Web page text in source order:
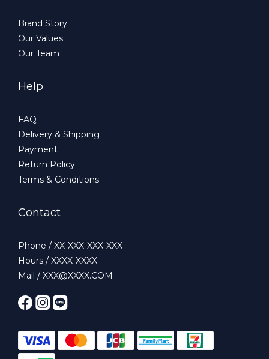
Brand Story
Our Values
Our Team
Help
FAQ
Delivery & Shipping
Payment
Return Policy
Terms & Conditions
Contact
Phone / XX-XXX-XXX-XXX
Hours / XXXX-XXXX
Mail / XXX@XXXX.COM